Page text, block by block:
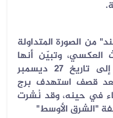
من الصورة المتداولة
العكسي، وتبيّن أنها
ليست حديثة، وتعود إلى تاريخ 27 ديسمبر
بعد قصف استهدف برج
في حينه، وقد نُشرت
"الشرق الأوسط"